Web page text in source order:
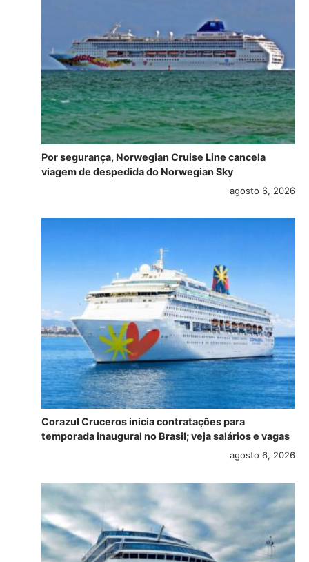
Por segurança, Norwegian Cruise Line cancela
viagem de despedida do Norwegian Sky
agosto 6, 2026
Corazul Cruceros inicia contratações para
temporada inaugural no Brasil; veja salários e vagas
agosto 6, 2026